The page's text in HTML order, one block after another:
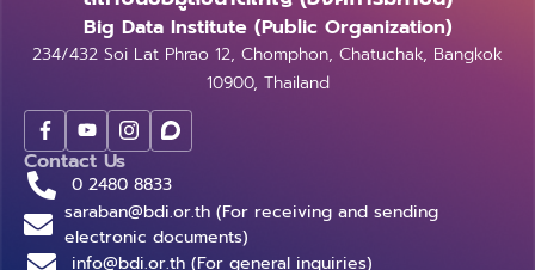
ข้อความ ถ้าผลลัพธ์ที่ได้จาการคาดการณ์คำถัดไปของแบบ
จำลอง NLP ถูกต้อง นั่นหมายความว่า แบบจำลองได้เรียน
รู้ และทำความเข้าใจเกี่ยวกับโครงสร้างภาษาเป็นอย่างดี ดัง
นั้นความรู้ดังกล่าวจึงเป็นจุดเริ่มต้น ในการเรียนรู้แบบ
จำลองงานอื่น ๆ ที่กำหนดขึ้นเอง ULMFiT ได้ถูกพัฒนา
โดยใช้โครงสร้าง ASGD Weight-Dropped LSTM
(AWD-LSTM) [5] ซึ่งเป็นหนึ่งในแบบจำลองภาษาที่ได้รับ
ความนิยม และถูกใช้อ้างอิงในเอกสารต่าง ๆ อีกมาก อีกทั้ง
ยังเป็น LSTM ที่ดีที่สุดสำหรับการสร้างแบบจำลองภาษาใน
โดยใช้ค่าน้ำหนักของโมเดลที่ต่างกัน ทำให้โมเดลสามารถค้น
พบความสัมพันธ์ระหว่างแต่ละคำใน input sequence ได้
ที่จะต้องไล่เข้ารหัสที่ละคำและถอดรหัสที่ละคำ ทำให้ในช่วงปี
2015-2016 มีการเริ่มใช้กลไกการสนใจ (Attention
Mechanism) คือการบอกว่าในประโยคนี้ คำนี้มีความสำคัญ
ในการใช้แก้โจทย์ปัญหาจึงต้องสนใจคำนี้เป็นพิเศษ แทนที่จะ
สนใจทั้งโครงสร้างของประโยค ทางผู้เขียนขอยกตัวอย่าง
การใช้กลไกการสนใจเป็นรูปภาพและตัวหนังสือ เช่น “A
woman is walking on the rocks” กลไกการสนใจนี้
เปรียบเสมือนการโฟกัสในรูปภาพที่เรามอง คือถ้าเราให้ความ
สนใจกับผู้หญิงในรูปเป็นหลัก พื้นที่รอบๆก็จะหม่นลง เช่น
เพียงไม่กี่รายที่มีความสามารถในการวิจัยเทคโนโลยีที่ล้ำสมัย
อย่างเช่น Tesla ซึ่งก็ยังมีข้อจำกัดอยู่ และก็ยังมีรายงาน
การเกิดอุบัติเหตุอยู่บ้างเช่นกัน บทความนี้เราจะมาดูกันว่าข้อ
จำกัดอะไรบ้างที่ปัญญาประดิษฐ์ต้องก้าวข้ามไปให้ได้ และ
ตัวอย่างของความอ่อนด้อยของปัญญาประดิษฐ์ในสิ่งที่
เรื่องง่ายสำหรับมนุษย์ 1. Domain Shift – โมเดลเรียนรู้
และเก่งในเรื่องที่มีข้อมูลเท่านั้น และประสิทธิภาพลดลงอย่าง
มากเมื่อสภาพแวดล้อมเปลี่ยนไป เป็นเรื่องจริงที่ปัญญา
ประดิษฐ์นั้นเรียนรู้จนเก่งในหลายเรื่อง แต่ความเก่งนั้นก็
Big Data Institute (Public Organization)
234/432 Soi Lat Phrao 12, Chomphon, Chatuchak, Bangkok
10900, Thailand
Contact Us
0 2480 8833
saraban@bdi.or.th (For receiving and sending
electronic documents)
info@bdi.or.th (For general inquiries)